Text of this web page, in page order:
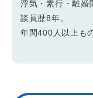
浮気・素行・離婚
談員歴8年。
年間400人以上も